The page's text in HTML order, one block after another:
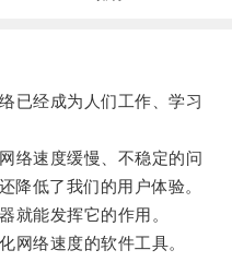
经成为人们工作、学习
速度缓慢、不稳定的问
降低了我们的用户体验。
能发挥它的作用。
络速度的软件工具。